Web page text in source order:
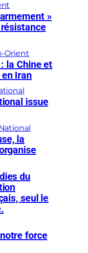
»
Orient
la Chine et
en Iran
issue
la
du
seul le
force